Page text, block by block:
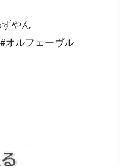
やん
オルフェーヴル